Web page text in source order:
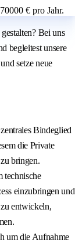
€ pro Jahr.
Bei uns
begleitest unsere
setze neue
Bindeglied
die Private
bringen.
technische
einzubringen und
entwickeln,
um die Aufnahme